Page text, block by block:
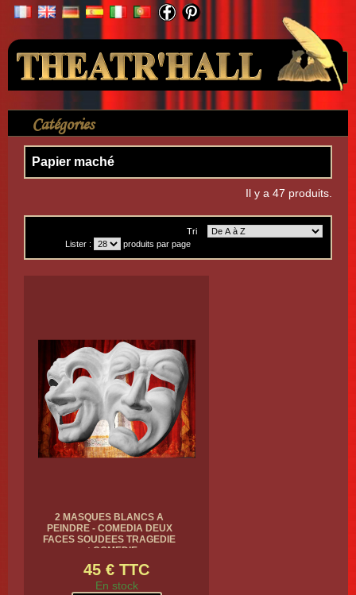
Votre compte
Catégories
Masques > Masques visages
Papier maché
Il y a 47 produits.
Tri
Lister :
produits par page
2 MASQUES BLANCS A
PEINDRE - COMEDIA DEUX
FACES SOUDEES TRAGEDIE
et COMEDIE
45 € TTC
En stock